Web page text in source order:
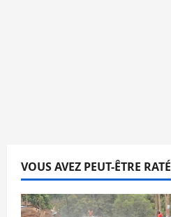
VOUS AVEZ PEUT-ÊTRE RATÉ